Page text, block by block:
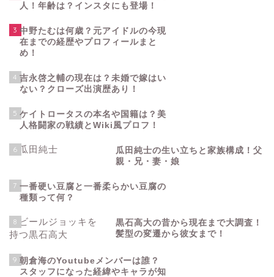
人！年齢は？インスタにも登場！
3 中野たむは何歳？元アイドルの今現
在までの経歴やプロフィールまと
め！
4 吉永啓之輔の現在は？未婚で嫁はい
ない？クローズ出演歴あり！
5 ケイトロータスの本名や国籍は？美
人格闘家の戦績とWiki風プロフ！
6
瓜田純士の生い立ちと家族構成！父
親・兄・妻・娘
7 一番硬い豆腐と一番柔らかい豆腐の
種類って何？
8
黒石高大の昔から現在まで大調査！
髪型の変遷から彼女まで！
9 朝倉海のYoutubeメンバーは誰？
スタッフになった経緯やキャラが知